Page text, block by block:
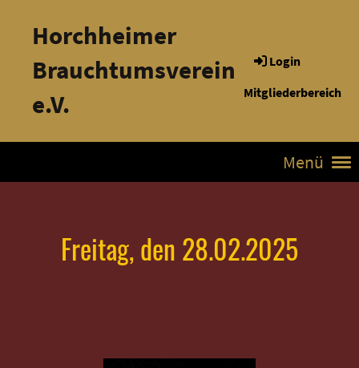
Horchheimer
Brauchtumsverein
e.V.
Login
Mitgliederbereich
Menü
Freitag, den 28.02.2025